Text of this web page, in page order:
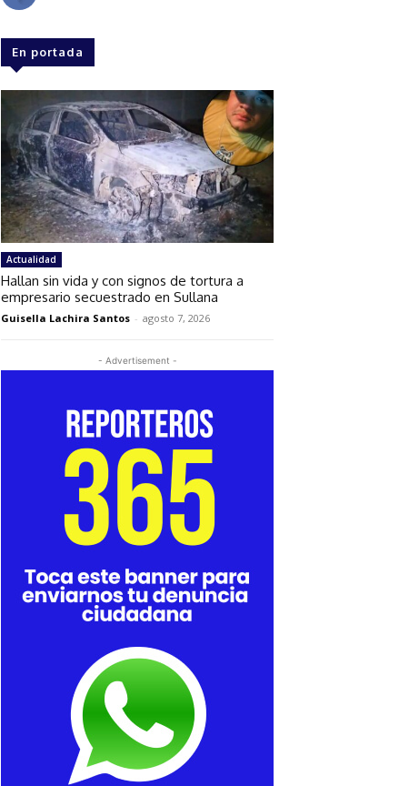
En portada
Actualidad
Hallan sin vida y con signos de tortura a
empresario secuestrado en Sullana
Guisella Lachira Santos - agosto 7, 2026
- Advertisement -